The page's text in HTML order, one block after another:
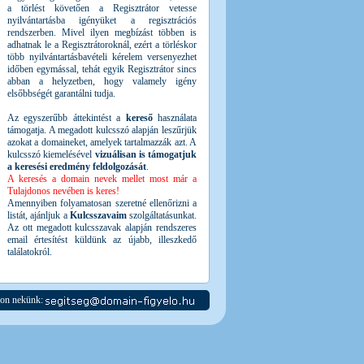
a törlést követően a Regisztrátor vetesse
nyilvántartásba igényüket a regisztrációs
rendszerben. Mivel ilyen megbízást többen is
adhatnak le a Regisztrátoroknál, ezért a törléskor
több nyilvántartásbavételi kérelem versenyezhet
időben egymással, tehát egyik Regisztrátor sincs
abban a helyzetben, hogy valamely igény
elsőbbségét garantálni tudja.
Az egyszerűbb áttekintést a keresőhasználata
támogatja. A megadott kulcsszó alapján leszűrjük
azokat a domaineket, amelyek tartalmazzák azt. A
kulcsszó kiemelésével vizuálisan is támogatjuk
a keresési eredmény feldolgozását.
A keresés a domain nevek mellet most már a
Tulajdonos nevében is keres!
Amennyiben folyamatosan szeretné ellenőrizni a
listát, ajánljuk a Kulcsszavaimszolgáltatásunkat.
Az ott megadott kulcsszavak alapján rendszeres
email értesítést küldünk az újabb, illeszkedő
találatokról.
nekünk: